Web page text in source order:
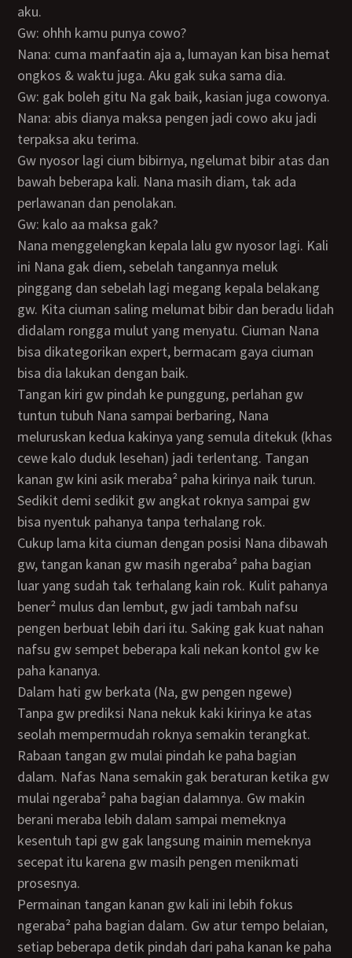
aku.
Gw: ohhh kamu punya cowo?
Nana: cuma manfaatin aja a, lumayan kan bisa hemat
ongkos & waktu juga. Aku gak suka sama dia.
Gw: gak boleh gitu Na gak baik, kasian juga cowonya.
Nana: abis dianya maksa pengen jadi cowo aku jadi
terpaksa aku terima.
Gw nyosor lagi cium bibirnya, ngelumat bibir atas dan
bawah beberapa kali. Nana masih diam, tak ada
perlawanan dan penolakan.
Gw: kalo aa maksa gak?
Nana menggelengkan kepala lalu gw nyosor lagi. Kali
ini Nana gak diem, sebelah tangannya meluk
pinggang dan sebelah lagi megang kepala belakang
gw. Kita ciuman saling melumat bibir dan beradu lidah
didalam rongga mulut yang menyatu. Ciuman Nana
bisa dikategorikan expert, bermacam gaya ciuman
bisa dia lakukan dengan baik.
Tangan kiri gw pindah ke punggung, perlahan gw
tuntun tubuh Nana sampai berbaring, Nana
meluruskan kedua kakinya yang semula ditekuk (khas
cewe kalo duduk lesehan) jadi terlentang. Tangan
kanan gw kini asik meraba² paha kirinya naik turun.
Sedikit demi sedikit gw angkat roknya sampai gw
bisa nyentuk pahanya tanpa terhalang rok.
Cukup lama kita ciuman dengan posisi Nana dibawah
gw, tangan kanan gw masih ngeraba² paha bagian
luar yang sudah tak terhalang kain rok. Kulit pahanya
bener² mulus dan lembut, gw jadi tambah nafsu
pengen berbuat lebih dari itu. Saking gak kuat nahan
nafsu gw sempet beberapa kali nekan kontol gw ke
paha kananya.
Dalam hati gw berkata (Na, gw pengen ngewe)
Tanpa gw prediksi Nana nekuk kaki kirinya ke atas
seolah mempermudah roknya semakin terangkat.
Rabaan tangan gw mulai pindah ke paha bagian
dalam. Nafas Nana semakin gak beraturan ketika gw
mulai ngeraba² paha bagian dalamnya. Gw makin
berani meraba lebih dalam sampai memeknya
kesentuh tapi gw gak langsung mainin memeknya
secepat itu karena gw masih pengen menikmati
prosesnya.
Permainan tangan kanan gw kali ini lebih fokus
ngeraba² paha bagian dalam. Gw atur tempo belaian,
setiap beberapa detik pindah dari paha kanan ke paha